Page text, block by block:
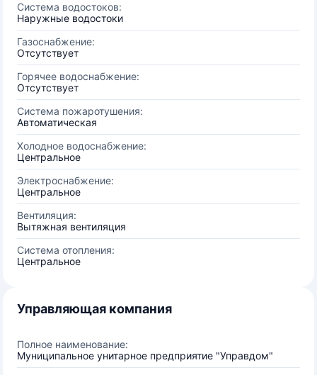
Система водостоков:
Наружные водостоки
Газоснабжение:
Отсутствует
Горячее водоснабжение:
Отсутствует
Система пожаротушения:
Автоматическая
Холодное водоснабжение:
Центральное
Электроснабжение:
Центральное
Вентиляция:
Вытяжная вентиляция
Система отопления:
Центральное
Управляющая компания
Полное наименование:
Муниципальное унитарное предприятие "Управдом"